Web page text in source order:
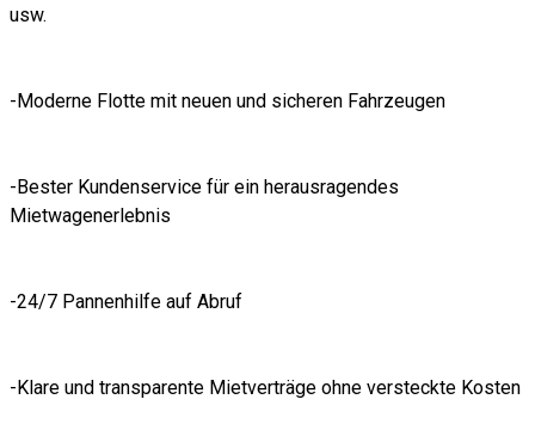
usw.
-Moderne Flotte mit neuen und sicheren Fahrzeugen
-Bester Kundenservice für ein herausragendes
Mietwagenerlebnis
-24/7 Pannenhilfe auf Abruf
-Klare und transparente Mietverträge ohne versteckte Kosten